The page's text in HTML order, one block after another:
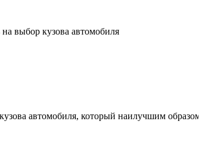
выбор кузова автомобиля
автомобиля, который наилучшим